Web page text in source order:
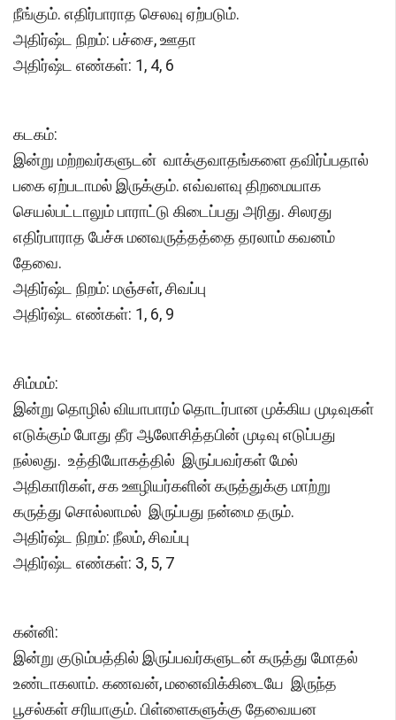
நீங்கும். எதிர்பாராத செலவு ஏற்படும்.
அதிர்ஷ்ட நிறம்: பச்சை, ஊதா
அதிர்ஷ்ட எண்கள்: 1, 4, 6
கடகம்:
இன்று மற்றவர்களுடன் வாக்குவாதங்களை தவிர்ப்பதால்
பகை ஏற்படாமல் இருக்கும். எவ்வளவு திறமையாக
செயல்பட்டாலும் பாராட்டு கிடைப்பது அரிது. சிலரது
எதிர்பாராத பேச்சு மனவருத்தத்தை தரலாம் கவனம்
தேவை.
அதிர்ஷ்ட நிறம்: மஞ்சள், சிவப்பு
அதிர்ஷ்ட எண்கள்: 1, 6, 9
சிம்மம்:
இன்று தொழில் வியாபாரம் தொடர்பான முக்கிய முடிவுகள்
எடுக்கும் போது தீர ஆலோசித்தபின் முடிவு எடுப்பது
நல்லது. உத்தியோகத்தில் இருப்பவர்கள் மேல்
அதிகாரிகள், சக ஊழியர்களின் கருத்துக்கு மாற்று
கருத்து சொல்லாமல் இருப்பது நன்மை தரும்.
அதிர்ஷ்ட நிறம்: நீலம், சிவப்பு
அதிர்ஷ்ட எண்கள்: 3, 5, 7
கன்னி:
இன்று குடும்பத்தில் இருப்பவர்களுடன் கருத்து மோதல்
உண்டாகலாம். கணவன், மனைவிக்கிடையே இருந்த
பூசல்கள் சரியாகும். பிள்ளைகளுக்கு தேவையன